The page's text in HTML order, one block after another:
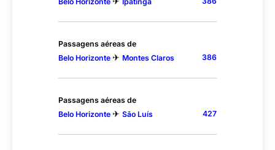
Passagens aéreas de
Belo Horizonte ✈ Montes Claros 386
Passagens aéreas de
Belo Horizonte ✈ São Luís 427